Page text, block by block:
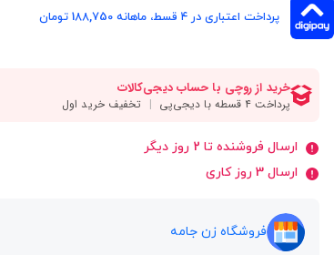
پرداخت اعتباری در ۴ قسط، ماهانه 188,750 تومان
ارسال فروشنده تا 2 روز دیگر
ارسال 3 روز کاری
فروشگاه زن جامه